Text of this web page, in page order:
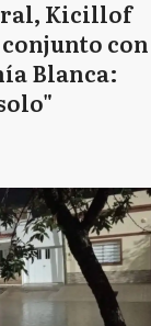
Kicillof
con
Blanca: